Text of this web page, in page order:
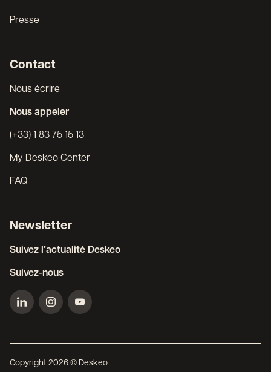
Presse
Contact
Nous écrire
Nous appeler
(+33) 1 83 75 15 13
My Deskeo Center
FAQ
Newsletter
Suivez l’actualité Deskeo
Suivez-nous
Copyright 2026 © Deskeo